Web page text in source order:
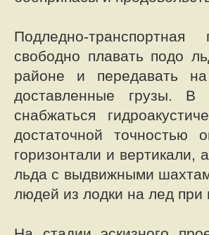
Подледно-
свободно плавать подо
районе и передавать
доставленные грузы.
снабжаться
достаточной точностью
горизонтали и вертикали,
льда с выдвижными
людей из лодки на лед